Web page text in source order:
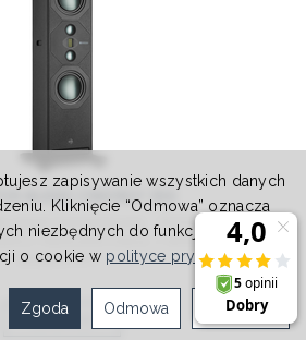
AUDIO CINERGY 300
ciebie? Niespotykane. W firmie Monitor
niezwykłe rzeczy z dźwiękiem. Jako
eksperci w t...
ZOBACZ
zapisywanie wszystkich danych
Kliknięcie “Odmowa” oznacza
niezbędnych do funkcjonowania
o cookie w polityce prywatności.
Ustawienia
Odmowa
Zgoda